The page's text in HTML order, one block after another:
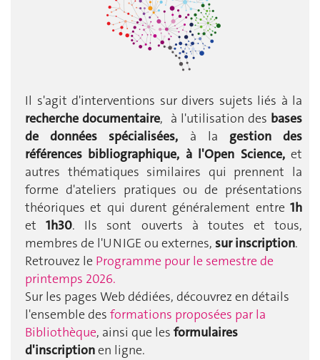
Il s'agit d'interventions sur divers sujets liés à la
recherche documentaire, à l'utilisation des bases
de données spécialisées, à la gestion des
références bibliographique, à l'Open Science, et
autres thématiques similaires qui prennent la
forme d'ateliers pratiques ou de présentations
théoriques et qui durent généralement entre 1h
et1h30. Ils sont ouverts à toutes et tous,
membres de l'UNIGE ou externes, sur inscription.
Retrouvez le Programme pour le semestre de
printemps 2026.
Sur les pages Web dédiées, découvrez en détails
l'ensemble des formations proposées par la
Bibliothèque, ainsi que les formulaires
d'inscriptionen ligne.